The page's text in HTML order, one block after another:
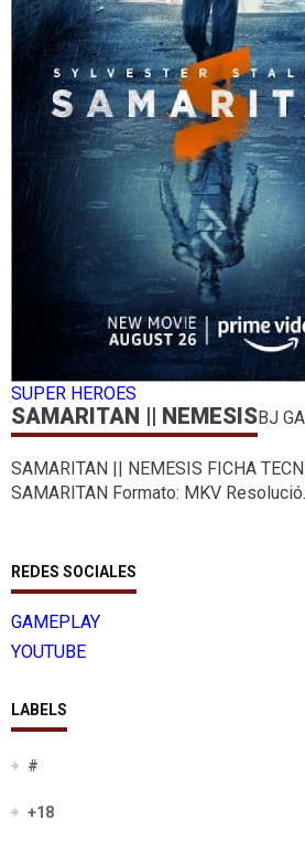
SUPER HEROES
SAMARITAN || NEMESISBJ
SAMARITAN || NEMESIS FICHA
SAMARITAN Formato: MKV
REDES SOCIALES
GAMEPLAY
YOUTUBE
LABELS
#
+18